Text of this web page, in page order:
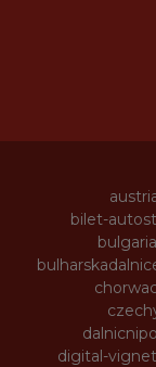
bilet-
digital-